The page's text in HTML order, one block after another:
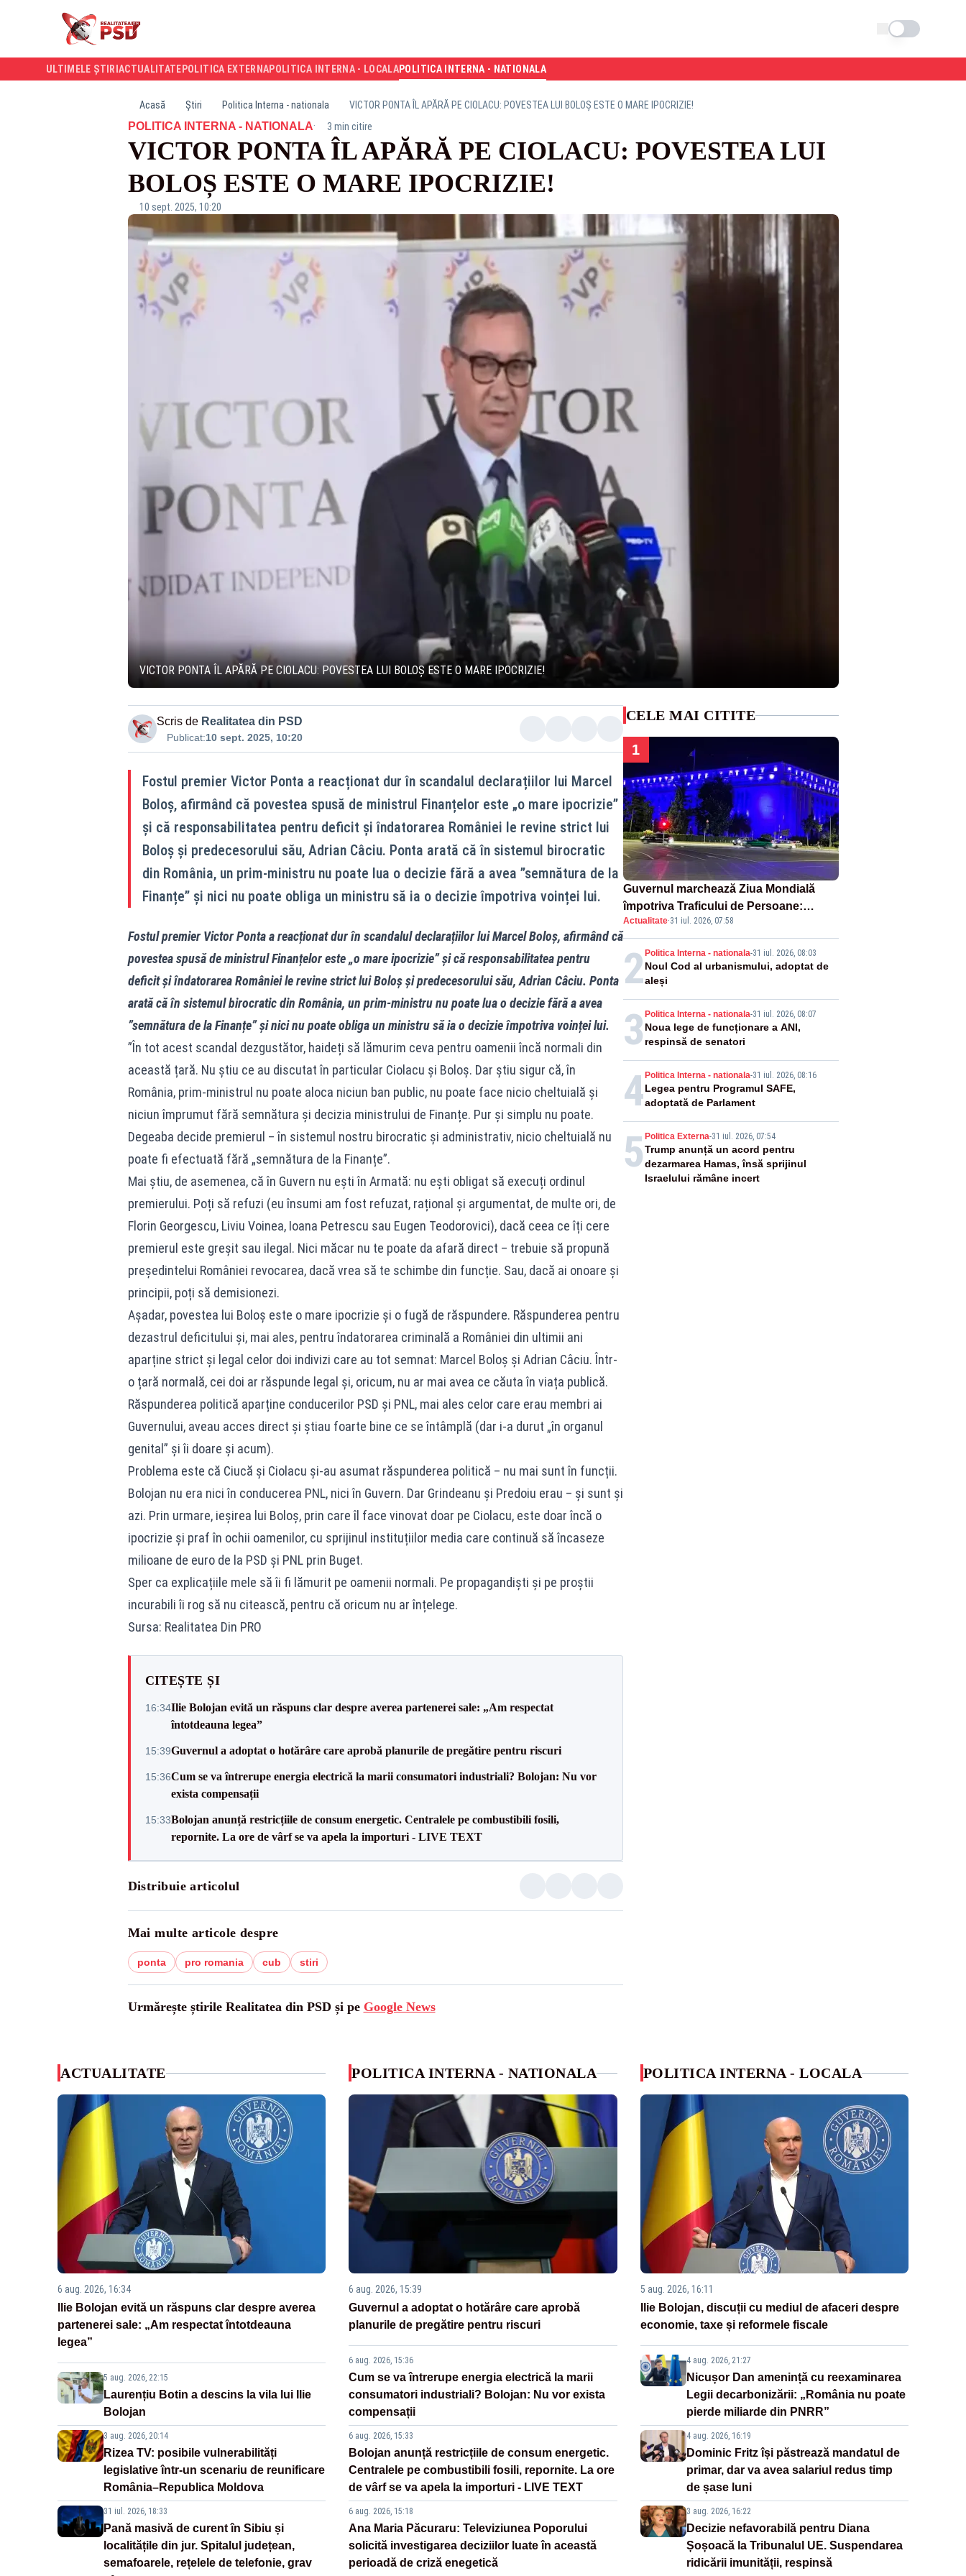
Schimba tema
ULTIMELE ȘTIRI ACTUALITATE POLITICA EXTERNAPOLITICA INTERNA - LOCALAPOLITICA INTERNA - NATIONALA
Acasă Știri Politica Interna - nationala VICTOR PONTA ÎL APĂRĂ PE CIOLACU: POVESTEA LUI BOLOȘ ESTE O MARE IPOCRIZIE!
POLITICA INTERNA - NATIONALA· 3 min citire
VICTOR PONTA ÎL APĂRĂ PE CIOLACU: POVESTEA LUI
BOLOȘ ESTE O MARE IPOCRIZIE!
10 sept. 2025, 10:20
VICTOR PONTA ÎL APĂRĂ PE CIOLACU: POVESTEA LUI BOLOȘ ESTE O MARE IPOCRIZIE!
Scris de Realitatea din PSD
Publicat:10 sept. 2025, 10:20
Fostul premier Victor Ponta a reacționat dur în scandalul declarațiilor lui Marcel
Boloș, afirmând că povestea spusă de ministrul Finanțelor este „o mare ipocrizie”
și că responsabilitatea pentru deficit și îndatorarea României le revine strict lui
Boloș și predecesorului său, Adrian Câciu. Ponta arată că în sistemul birocratic
din România, un prim-ministru nu poate lua o decizie fără a avea ”semnătura de la
Finanțe” și nici nu poate obliga un ministru să ia o decizie împotriva voinței lui.
Fostul premier Victor Ponta a reacționat dur în scandalul declarațiilor lui Marcel Boloș, afirmând că
povestea spusă de ministrul Finanțelor este „o mare ipocrizie” și că responsabilitatea pentru
deficit și îndatorarea României le revine strict lui Boloș și predecesorului său, Adrian Câciu. Ponta
arată că în sistemul birocratic din România, un prim-ministru nu poate lua o decizie fără a avea
”semnătura de la Finanțe” și nici nu poate obliga un ministru să ia o decizie împotriva voinței lui.
”În tot acest scandal dezgustător, haideți să lămurim ceva pentru oamenii încă normali din
această țară. Nu știu ce au discutat în particular Ciolacu și Boloș. Dar știu sigur că, în
România, prim-ministrul nu poate aloca niciun ban public, nu poate face nicio cheltuială și
niciun împrumut fără semnătura și decizia ministrului de Finanțe. Pur și simplu nu poate.
Degeaba decide premierul – în sistemul nostru birocratic și administrativ, nicio cheltuială nu
poate fi efectuată fără „semnătura de la Finanțe”.
Mai știu, de asemenea, că în Guvern nu ești în Armată: nu ești obligat să execuți ordinul
premierului. Poți să refuzi (eu însumi am fost refuzat, rațional și argumentat, de multe ori, de
Florin Georgescu, Liviu Voinea, Ioana Petrescu sau Eugen Teodorovici), dacă ceea ce îți cere
premierul este greșit sau ilegal. Nici măcar nu te poate da afară direct – trebuie să propună
președintelui României revocarea, dacă vrea să te schimbe din funcție. Sau, dacă ai onoare și
principii, poți să demisionezi.
Așadar, povestea lui Boloș este o mare ipocrizie și o fugă de răspundere. Răspunderea pentru
dezastrul deficitului și, mai ales, pentru îndatorarea criminală a României din ultimii ani
aparține strict și legal celor doi indivizi care au tot semnat: Marcel Boloș și Adrian Câciu. Într-
o țară normală, cei doi ar răspunde legal și, oricum, nu ar mai avea ce căuta în viața publică.
Răspunderea politică aparține conducerilor PSD și PNL, mai ales celor care erau membri ai
Guvernului, aveau acces direct și știau foarte bine ce se întâmplă (dar i-a durut „în organul
genital” și îi doare și acum).
Problema este că Ciucă și Ciolacu și-au asumat răspunderea politică – nu mai sunt în funcții.
Bolojan nu era nici în conducerea PNL, nici în Guvern. Dar Grindeanu și Predoiu erau – și sunt și
azi. Prin urmare, ieșirea lui Boloș, prin care îl face vinovat doar pe Ciolacu, este doar încă o
ipocrizie și praf în ochii oamenilor, cu sprijinul instituțiilor media care continuă să încaseze
milioane de euro de la PSD și PNL prin Buget.
Sper ca explicațiile mele să îi fi lămurit pe oamenii normali. Pe propagandiști și pe proștii
incurabili îi rog să nu citească, pentru că oricum nu ar înțelege.
Sursa: Realitatea Din PRO
CITEȘTE ȘI
16:34Ilie Bolojan evită un răspuns clar despre averea partenerei sale: „Am respectat
întotdeauna legea”
15:39Guvernul a adoptat o hotărâre care aprobă planurile de pregătire pentru riscuri
15:36Cum se va întrerupe energia electrică la marii consumatori industriali? Bolojan: Nu vor
exista compensații
15:33Bolojan anunță restricțiile de consum energetic. Centralele pe combustibili fosili,
repornite. La ore de vârf se va apela la importuri - LIVE TEXT
Distribuie articolul
Mai multe articole despre
ponta pro romania cub stiri
Urmărește știrile Realitatea din PSD și pe Google News
CELE MAI CITITE
1
Guvernul marchează Ziua Mondială
împotriva Traficului de Persoane:
Palatul Victoria, iluminat în albastru
Actualitate·31 iul. 2026, 07:58
2 Politica Interna - nationala-31 iul. 2026, 08:03
Noul Cod al urbanismului, adoptat de
aleși
3 Politica Interna - nationala-31 iul. 2026, 08:07
Noua lege de funcționare a ANI,
respinsă de senatori
4 Politica Interna - nationala-31 iul. 2026, 08:16
Legea pentru Programul SAFE,
adoptată de Parlament
5 Politica Externa-31 iul. 2026, 07:54
Trump anunță un acord pentru
dezarmarea Hamas, însă sprijinul
Israelului rămâne incert
ACTUALITATE
6 aug. 2026, 16:34
Ilie Bolojan evită un răspuns clar despre averea
partenerei sale: „Am respectat întotdeauna
legea”
5 aug. 2026, 22:15
Laurențiu Botin a descins la vila lui Ilie
Bolojan
3 aug. 2026, 20:14
Rizea TV: posibile vulnerabilități
legislative într-un scenariu de reunificare
România–Republica Moldova
31 iul. 2026, 18:33
Pană masivă de curent în Sibiu și
localitățile din jur. Spitalul județean,
semafoarele, rețelele de telefonie, grav
POLITICA INTERNA - NATIONALA
6 aug. 2026, 15:39
Guvernul a adoptat o hotărâre care aprobă
planurile de pregătire pentru riscuri
6 aug. 2026, 15:36
Cum se va întrerupe energia electrică la marii
consumatori industriali? Bolojan: Nu vor exista
compensații
6 aug. 2026, 15:33
Bolojan anunță restricțiile de consum energetic.
Centralele pe combustibili fosili, repornite. La ore
de vârf se va apela la importuri - LIVE TEXT
6 aug. 2026, 15:18
Ana Maria Păcuraru: Televiziunea Poporului
solicită investigarea deciziilor luate în această
perioadă de criză enegetică
POLITICA INTERNA - LOCALA
5 aug. 2026, 16:11
Ilie Bolojan, discuții cu mediul de afaceri despre
economie, taxe și reformele fiscale
4 aug. 2026, 21:27
Nicușor Dan amenință cu reexaminarea
Legii decarbonizării: „România nu poate
pierde miliarde din PNRR”
4 aug. 2026, 16:19
Dominic Fritz își păstrează mandatul de
primar, dar va avea salariul redus timp
de șase luni
3 aug. 2026, 16:22
Decizie nefavorabilă pentru Diana
Șoșoacă la Tribunalul UE. Suspendarea
ridicării imunității, respinsă